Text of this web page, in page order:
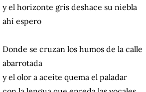
y el horizonte gris deshace su niebla
ahí espero
Donde se cruzan los humos de la calle
abarrotada
y el olor a aceite quema el paladar